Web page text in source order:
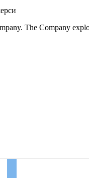
The Company